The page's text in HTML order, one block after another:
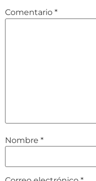
Comentario *
Nombre *